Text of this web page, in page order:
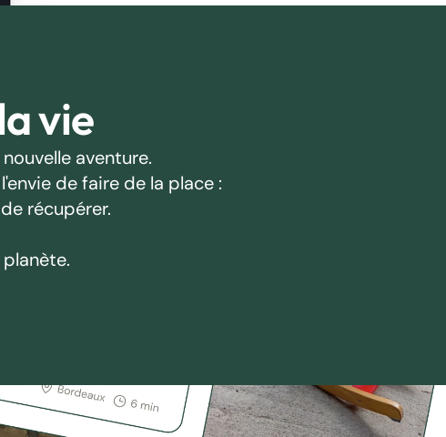
vie
aventure.
de faire de la place :
récupérer.